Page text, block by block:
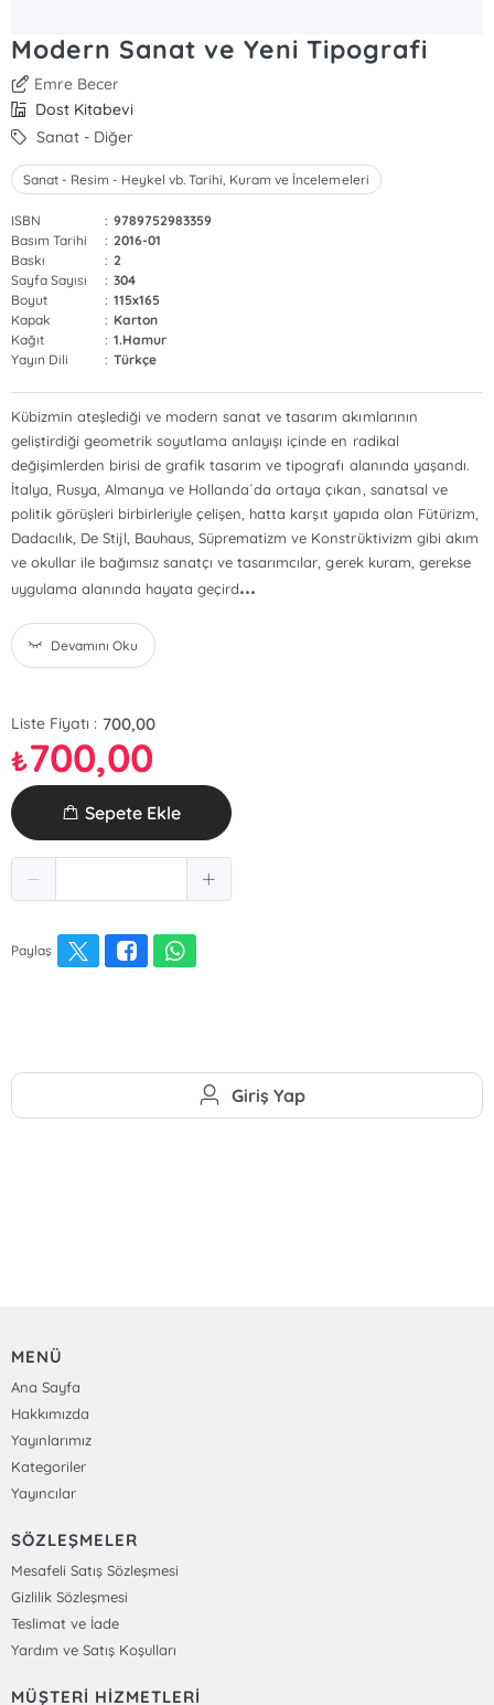
Modern Sanat ve Yeni Tipografi
Emre Becer
Dost Kitabevi
Sanat - Diğer
Sanat - Resim - Heykel vb. Tarihi, Kuram ve İncelemeleri
ISBN : 9789752983359
Basım Tarihi
: 2016-01
Baskı
: 2
Sayfa Sayısı
: 304
Boyut
: 115x165
Kapak
: Karton
Kağıt
: 1.Hamur
Yayın Dili
: Türkçe
Kübizmin ateşlediği ve modern sanat ve tasarım akımlarının
geliştirdiği geometrik soyutlama anlayışı içinde en radikal
değişimlerden birisi de grafik tasarım ve tipografı alanında yaşandı.
İtalya, Rusya, Almanya ve Hollanda´da ortaya çıkan, sanatsal ve
politik görüşleri birbirleriyle çelişen, hatta karşıt yapıda olan Fütürizm,
Dadacılık, De Stijl, Bauhaus, Süprematizm ve Konstrüktivizm gibi akım
ve okullar ile bağımsız sanatçı ve tasarımcılar, gerek kuram, gerekse
uygulama alanında hayata geçird...
Devamını Oku
Liste Fiyatı : 700,00
₺700,00
Sepete Ekle
Paylaş
Giriş Yap
MENÜ
Ana Sayfa
Hakkımızda
Yayınlarımız
Kategoriler
Yayıncılar
SÖZLEŞMELER
Mesafeli Satış Sözleşmesi
Gizlilik Sözleşmesi
Teslimat ve İade
Yardım ve Satış Koşulları
MÜŞTERİ HİZMETLERİ